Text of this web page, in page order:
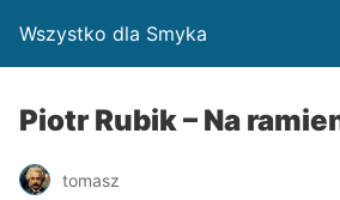
Wszystko dla Smyka
Piotr Rubik – Na
tomasz